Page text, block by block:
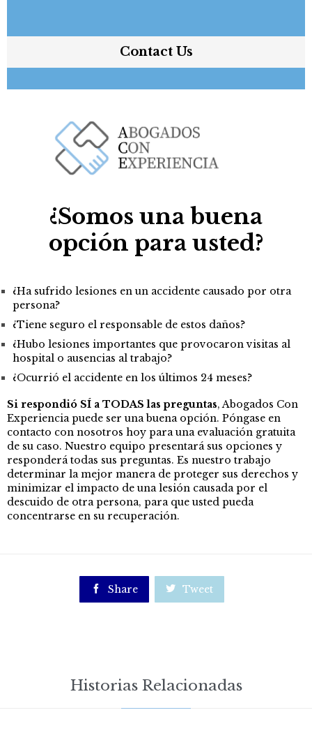
Contact Us
¿Somos una buena
opción para usted?
¿Ha sufrido lesiones en un accidente causado por otra
persona?
¿Tiene seguro el responsable de estos daños?
¿Hubo lesiones importantes que provocaron visitas al
hospital o ausencias al trabajo?
¿Ocurrió el accidente en los últimos 24 meses?
Si respondió SÍ a TODAS las preguntas, Abogados Con
Experiencia puede ser una buena opción. Póngase en
contacto con nosotros hoy para una evaluación gratuita
de su caso. Nuestro equipo presentará sus opciones y
responderá todas sus preguntas. Es nuestro trabajo
determinar la mejor manera de proteger sus derechos y
minimizar el impacto de una lesión causada por el
descuido de otra persona, para que usted pueda
concentrarse en su recuperación.
 Share  Tweet
Historias Relacionadas